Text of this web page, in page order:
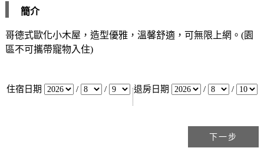
簡介
哥德式歐化小木屋，造型優雅，溫馨舒適，可無限上網。(園
區不可攜帶寵物入住)
住宿日期 / / 退房日期 / /